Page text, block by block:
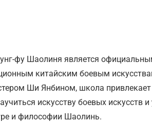
фу Шаолиня является
китайским боевым
Ши Янбином, школа привлекает
искусству боевых искусств и
и философии Шаолинь.